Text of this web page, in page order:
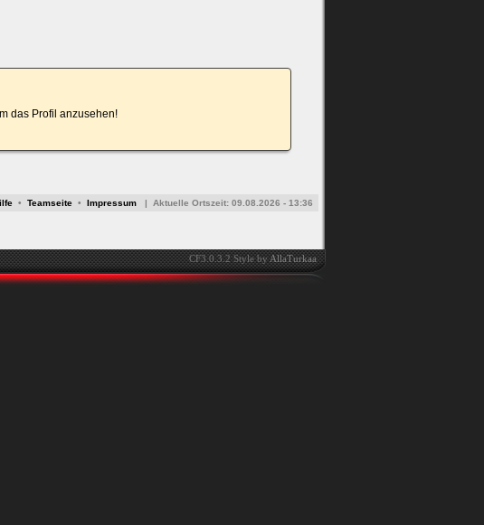
das Profil anzusehen!
• Teamseite • Impressum | Aktuelle Ortszeit: 09.08.2026 - 13:36
CF3.0.3.2 Style byAllaTurkaa